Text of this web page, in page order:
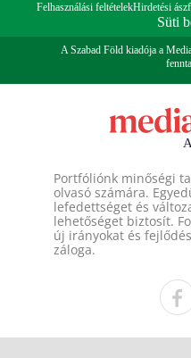
Felhasználási feltételekHirdetési ászf
Süti
A Szabad Föld kiadója a
Portfóliónk minőségi
olvasó számára.
lefedettséget és
lehetőséget biztosít.
új irányokat és
záloga.